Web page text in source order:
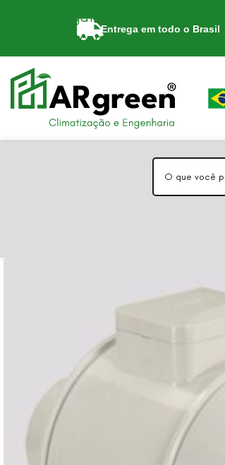
Skip to navigation
Skip to main content
Entrega em todo o Brasil